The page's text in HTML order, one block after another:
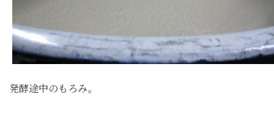
発酵途中のもろみ。